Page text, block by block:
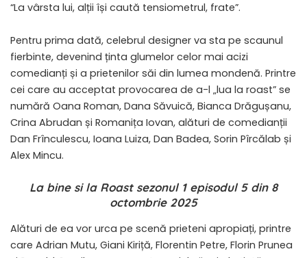
“La vârsta lui, alții își caută tensiometrul, frate”.
Pentru prima dată, celebrul designer va sta pe scaunul
fierbinte, devenind ținta glumelor celor mai acizi
comedianți și a prietenilor săi din lumea mondenă. Printre
cei care au acceptat provocarea de a-l „lua la roast” se
numără Oana Roman, Dana Săvuică, Bianca Drăgușanu,
Crina Abrudan și Romanița Iovan, alături de comedianții
Dan Frînculescu, Ioana Luiza, Dan Badea, Sorin Pîrcălab și
Alex Mincu.
La bine si la Roast sezonul 1 episodul 5 din 8
octombrie 2025
Alături de ea vor urca pe scenă prieteni apropiați, printre
care Adrian Mutu, Giani Kiriță, Florentin Petre, Florin Prunea